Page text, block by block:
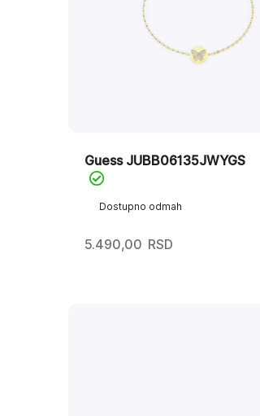
Dostupno odmah
Guess JUBB06135JWYGS
5.490,00 RSD